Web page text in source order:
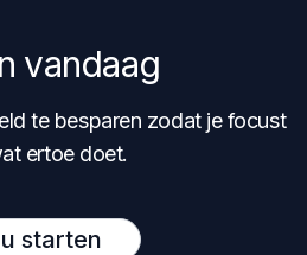
vandaag
te besparen zodat je focust
ertoe doet.
starten